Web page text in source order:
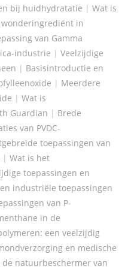
bij huidhydratatie | Wat is
in
van Gamma
industrie | Veelzijdige
| Basisintroductie en
| Meerdere
| Wat is
Guardian | Brede
van PVDC-
toepassingen van
| Wat is het
toepassingen en
industriële toepassingen
van P-
in de
een veelzijdig
en medische
de natuurbeschermer van